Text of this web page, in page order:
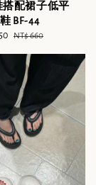
搭配裙子低平
BF-44
Regular
NT$ 660